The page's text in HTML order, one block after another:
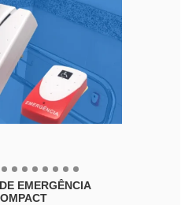
EMERGÊNCIA